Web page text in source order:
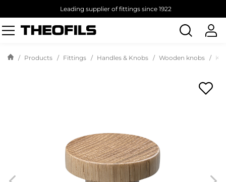
Leading supplier of fittings since 1922
Search
products
Products Fittings Handles & Knobs Wooden knobs